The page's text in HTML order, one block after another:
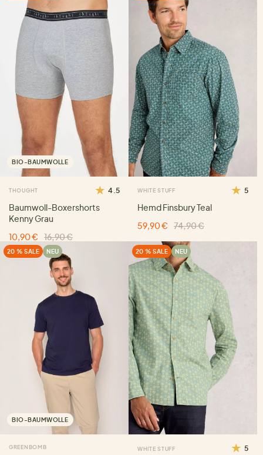
BIO-BAUMWOLLE
THOUGHT 4.5
Baumwoll-Boxershorts
Kenny Grau
10,90 €
16,90 €
WHITE STUFF 5
Hemd Finsbury Teal
59,90 €
74,90 €
20 % SALE NEU
BIO-BAUMWOLLE
GREENBOMB
20 % SALE NEU
WHITE STUFF 5